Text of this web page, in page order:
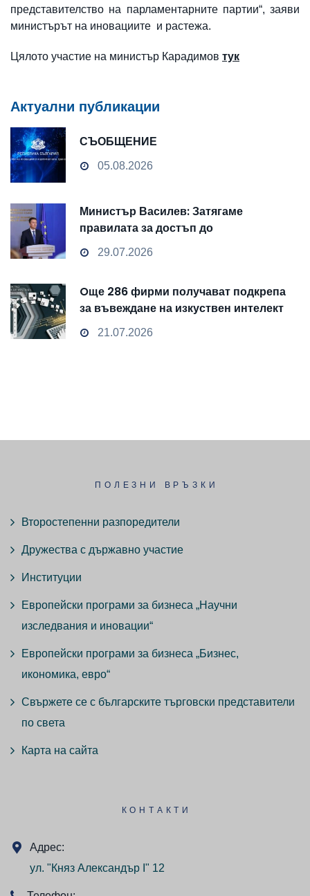
представителство на парламентарните партии“, заяви
министърът на иновациите и растежа.
Цялото участие на министър Карадимов тук
Актуални публикации
СЪОБЩЕНИЕ
05.08.2026
Министър Василев: Затягаме
правилата за достъп до
чувствителни данни
29.07.2026
Oще 286 фирми получават подкрепа
за въвеждане на изкуствен интелект
и облачни технологии
21.07.2026
ПОЛЕЗНИ ВРЪЗКИ
Второстепенни разпоредители
Дружества с държавно участие
Институции
Европейски програми за бизнеса „Научни
изследвания и иновации“
Европейски програми за бизнеса „Бизнес,
икономика, евро“
Свържете се с българските търговски представители
по света
Карта на сайта
КОНТАКТИ
Адрес:
ул. "Княз Александър I" 12